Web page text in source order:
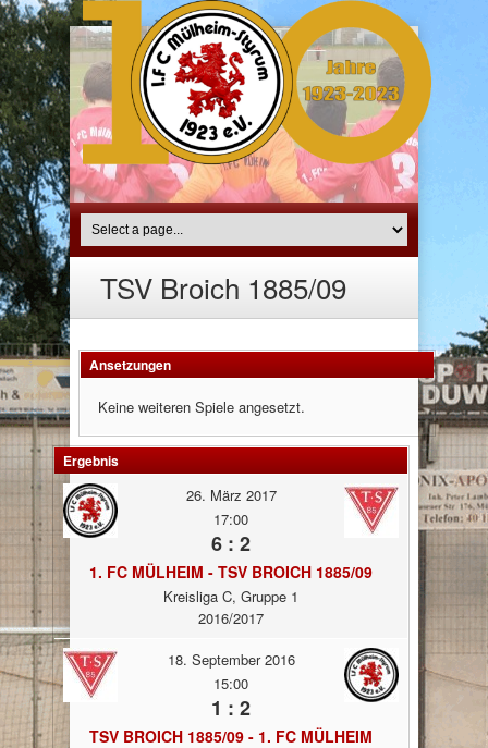
TSV Broich 1885/09
Ansetzungen
Keine weiteren Spiele angesetzt.
Ergebnis
26. März 2017
17:00
6 : 2
1. FC MÜLHEIM - TSV BROICH 1885/09
Kreisliga C, Gruppe 1
2016/2017
18. September 2016
15:00
1 : 2
TSV BROICH 1885/09 - 1. FC MÜLHEIM